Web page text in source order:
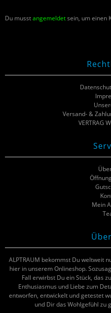
Du musstangemeldetsein, um einen
Versand- &
VERTRAG
Mein
ALPTRAUM bekommst Du weltweit
hier in unserem Onlineshop.
Fall erwirbst Du ein Stück, das
Enthusiasmus und Liebe zum
entworfen, entwickelt und getestet
und Dir das Wohlgefühl zu